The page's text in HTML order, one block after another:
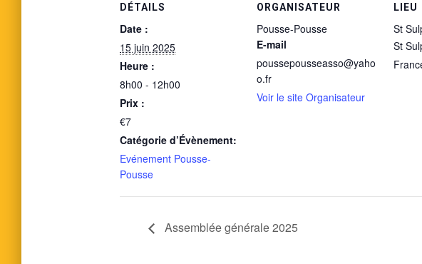
DÉTAILS
Date :
15 juin 2025
Heure :
8h00 - 12h00
Prix :
€7
Catégorie d’Évènement:
Evénement Pousse-
Pousse
ORGANISATEUR
Pousse-Pousse
E-mail
poussepousseasso@yaho
o.fr
Voir le site Organisateur
LIEU
St
St
Assemblée générale 2025